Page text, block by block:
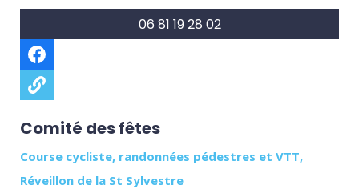
06 81 19 28 02
Comité des fêtes
Course cycliste, randonnées pédestres et VTT,
Réveillon de la St Sylvestre